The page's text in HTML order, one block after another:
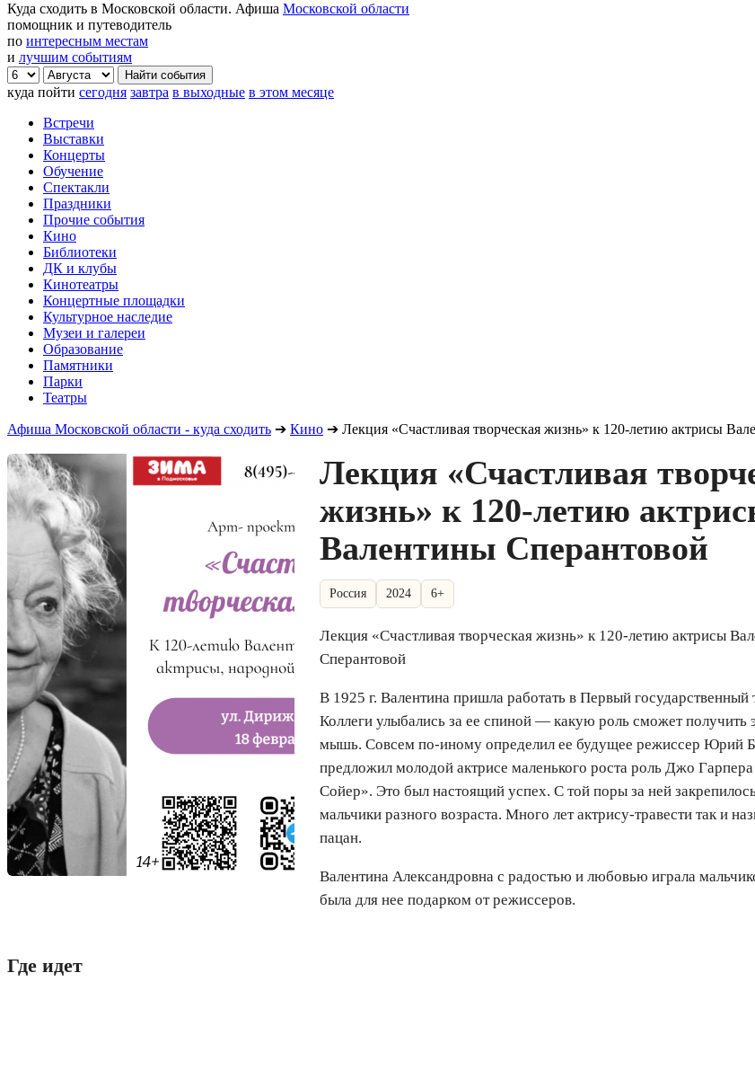
Куда сходить в Московской области. Афиша Московской области
помощник и путеводитель
по интересным местам
и лучшим событиям
куда пойти сегодня завтра в выходные в этом месяце
Встречи
Выставки
Концерты
Обучение
Спектакли
Праздники
Прочие события
Кино
Библиотеки
ДК и клубы
Кинотеатры
Концертные площадки
Культурное наследие
Музеи и галереи
Образование
Памятники
Парки
Театры
Афиша Московской области - куда сходить ➔ Кино ➔ Лекция «Счастливая творческая жизнь» к 120-летию актрисы
Лекция «Счастливая
жизнь» к 120-летию
Валентины Сперантовой
Россия 2024 6+
Лекция «Счастливая творческая жизнь» к 120-летию актрисы
Сперантовой
В 1925 г. Валентина пришла работать в Первый государственный
Коллеги улыбались за ее спиной — какую роль сможет получить
мышь. Совсем по-иному определил ее будущее режиссер Юрий
предложил молодой актрисе маленького роста роль Джо
Сойер». Это был настоящий успех. С той поры за ней
мальчики разного возраста. Много лет актрису-травести так и
пацан.
Валентина Александровна с радостью и любовью играла
была для нее подарком от режиссеров.
Где идет